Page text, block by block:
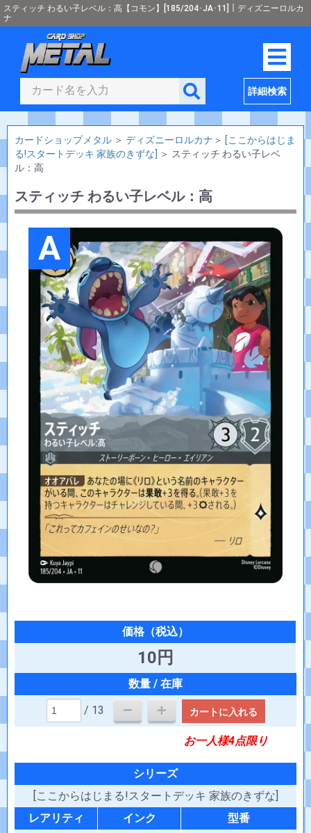
スティッチ わるい子レベル：高【コモン】[185/204･JA･11]｜ディズニーロルカ
ナ
詳細検索
カードショップメタル ＞ ディズニーロルカナ ＞ [ここからはじま
る!スタートデッキ 家族のきずな]
＞ スティッチ わるい子レベ
ル：高
スティッチ わるい子レベル：高
A
10円
/ 13 カートに入れる
お一人様4点限り
シリーズ
[ここからはじまる!スタートデッキ 家族のきずな]
レアリティ
インク
型番